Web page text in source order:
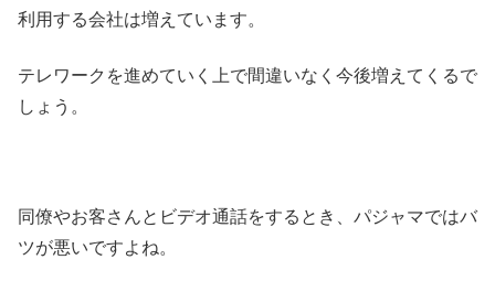
利用する会社は増えています。
テレワークを進めていく上で間違いなく今後増えてくるで
しょう。
同僚やお客さんとビデオ通話をするとき、パジャマではバ
ツが悪いですよね。